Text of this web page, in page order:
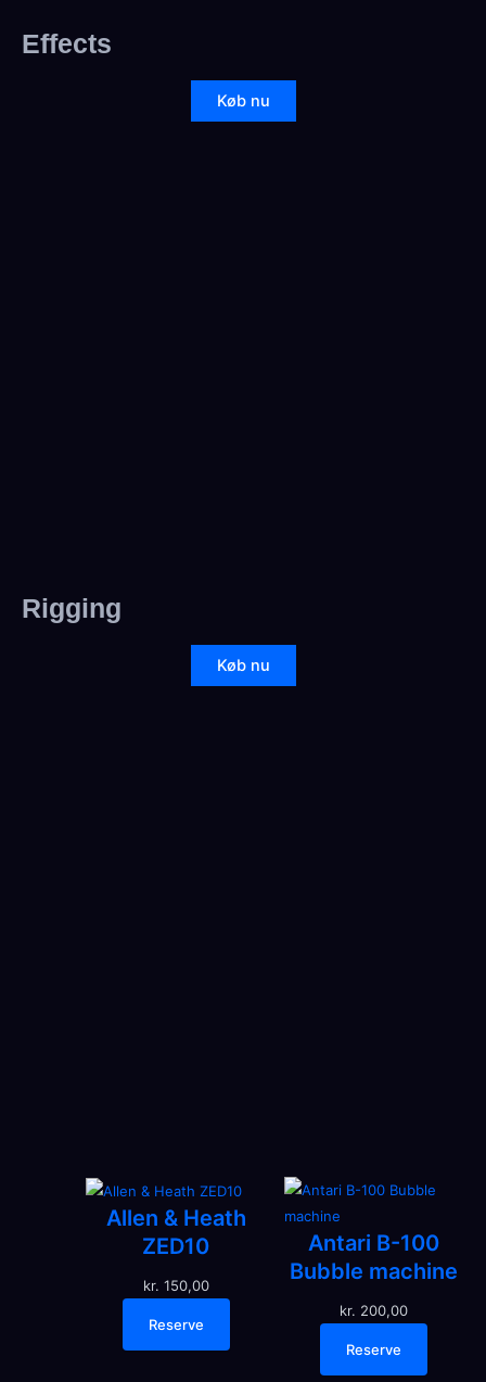
Effects
Køb nu
Rigging
Køb nu
Allen & Heath
ZED10
kr. 150,00
Reserve
Antari B-100
Bubble machine
kr. 200,00
Reserve